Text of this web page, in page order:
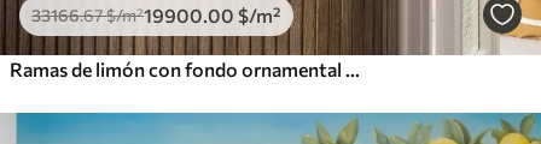
33166.67$/m²19900.00 $/m²
Ramas de limón con fondo ornamental azul